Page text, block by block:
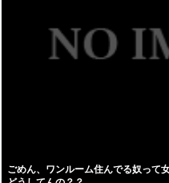
ごめん、ワンルーム住んでる奴って